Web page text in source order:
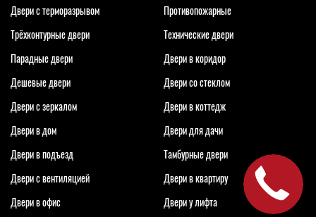
Двери с терморазрывом
Противопожарные
Трёхконтурные двери
Технические двери
Парадные двери
Двери в коридор
Дешевые двери
Двери со стеклом
Двери с зеркалом
Двери в коттедж
Двери в дом
Двери для дачи
Двери в подъезд
Тамбурные двери
Двери с вентиляцией
Двери в квартиру
Двери в офис
Двери у лифта